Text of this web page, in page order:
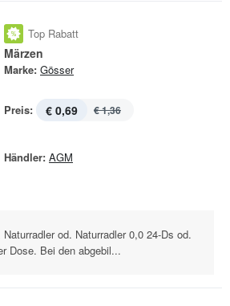
Top Rabatt
Märzen
Marke: Gösser
Preis: € 0,69 € 1,36
Händler: AGM
Naturradler od. Naturradler 0,0 24-Ds od.
Dose. Bei den abgebil...